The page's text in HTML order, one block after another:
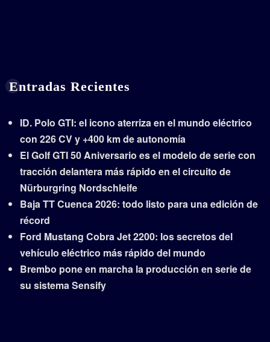
Entradas Recientes
ID. Polo GTI: el icono aterriza en el mundo eléctrico
con 226 CV y +400 km de autonomía
El Golf GTI 50 Aniversario es el modelo de serie con
tracción delantera más rápido en el circuito de
Nürburgring Nordschleife
Baja TT Cuenca 2026: todo listo para una edición de
récord
Ford Mustang Cobra Jet 2200: los secretos del
vehículo eléctrico más rápido del mundo
Brembo pone en marcha la producción en serie de
su sistema Sensify